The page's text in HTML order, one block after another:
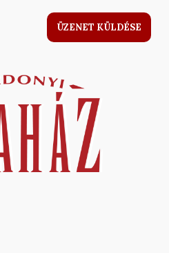
ÜZENET KÜLDÉSE